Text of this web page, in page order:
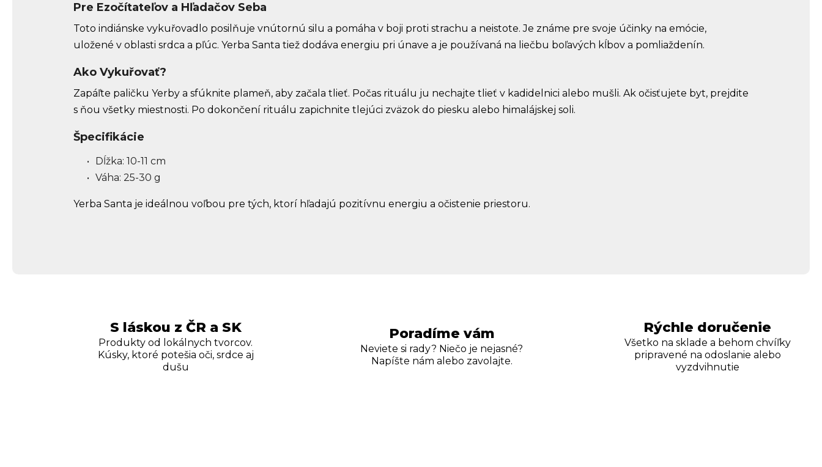
Pre Ezočítateľov a Hľadačov Seba
Toto indiánske vykuřovadlo posilňuje vnútornú silu a pomáha v boji proti strachu a neistote. Je známe pre svoje účinky na emócie,
uložené v oblasti srdca a pľúc. Yerba Santa tiež dodáva energiu pri únave a je používaná na liečbu boľavých kĺbov a pomliaždenín.
Ako Vykuřovať?
Zapáľte paličku Yerby a sfúknite plameň, aby začala tlieť. Počas rituálu ju nechajte tlieť v kadidelnici alebo mušli. Ak očisťujete byt, prejdite
s ňou všetky miestnosti. Po dokončení rituálu zapichnite tlejúci zväzok do piesku alebo himalájskej soli.
Špecifikácie
Dĺžka: 10-11 cm
Váha: 25-30 g
Yerba Santa je ideálnou voľbou pre tých, ktorí hľadajú pozitívnu energiu a očistenie priestoru.
S láskou z ČR a SK
Produkty od lokálnych tvorcov.
Kúsky, ktoré potešia oči, srdce aj
dušu
Poradíme vám
Neviete si rady? Niečo je nejasné?
Napíšte nám alebo zavolajte.
Rýchle doručenie
Všetko na sklade a behom chvíľky
pripravené na odoslanie alebo
vyzdvihnutie